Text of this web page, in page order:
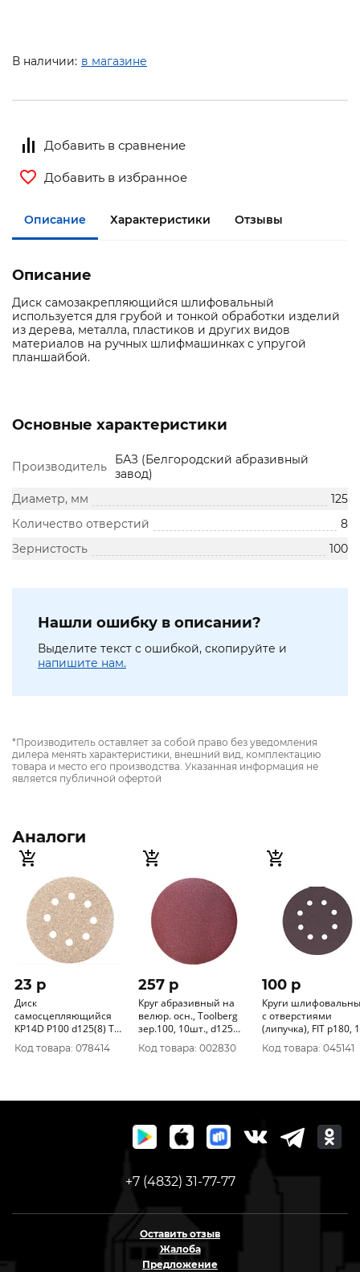
В наличии: в магазине
Добавить в сравнение
Добавить в избранное
Описание Характеристики Отзывы
Описание
Диск самозакрепляющийся шлифовальный
используется для грубой и тонкой обработки изделий
из дерева, металла, пластиков и других видов
материалов на ручных шлифмашинках с упругой
планшайбой.
Основные характеристики
Производитель
БАЗ (Белгородский абразивный
завод)
Диаметр, мм
125
Количество отверстий
8
Зернистость
100
Нашли ошибку в описании?
Выделите текст с ошибкой, скопируйте и
напишите нам.
*Производитель оставляет за собой право без уведомления
дилера менять характеристики, внешний вид, комплектацию
товара и место его производства. Указанная информация не
является публичной офертой
Аналоги
23 p
Диск
самосцепляющийся
KP14D P100 d125(8) ТУ
3980-007-00223332-
2004 960000061404
Код товара: 078414
257 p
Круг абразивный на
велюр. осн., Toolberg
зер.100, 10шт., d125
2204944
Код товара: 002830
100 p
Круги
с отверстиями
(липучка), FIT р180, 125
мм, 5 шт 39668
Код товара: 045141
+7 (4832) 31-77-77
Оставить отзыв
Жалоба
Предложение